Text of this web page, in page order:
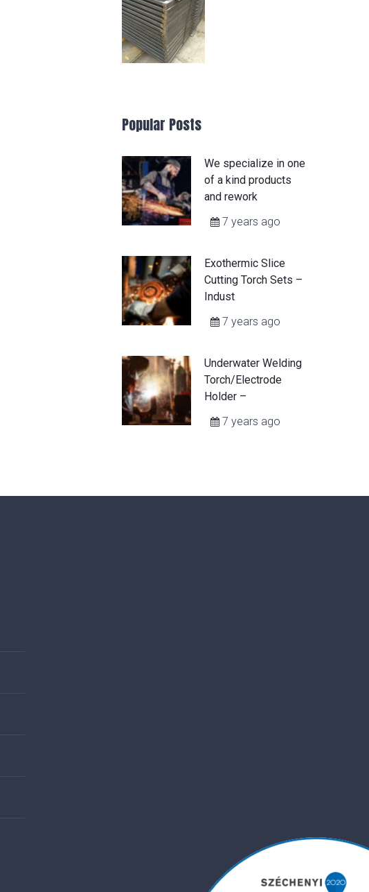
Popular Posts
We specialize in one
of a kind products
and rework
7 years ago
Exothermic Slice
Cutting Torch Sets –
Indust
7 years ago
Underwater Welding
Torch/Electrode
Holder –
7 years ago